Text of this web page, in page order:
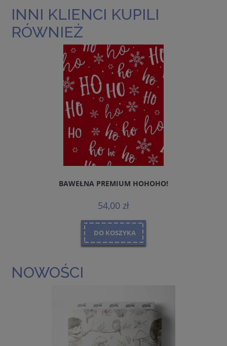
INNI KLIENCI KUPILI
RÓWNIEŻ
BAWEŁNA PREMIUM HOHOHO!
54,00 zł
DO KOSZYKA
NOWOŚCI